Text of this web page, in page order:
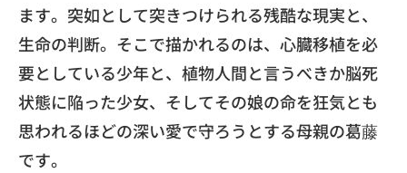
ます。 突如として突きつけられる残酷な現実と、
生命の判断。 そこで描かれるのは、心臓移植を必
要としている少年と、 植物人間と言うべきか脳死
状態に陥った少女、 そしてその娘の命を狂気とも
思われるほどの深い愛で守ろうとする母親の葛藤
です。